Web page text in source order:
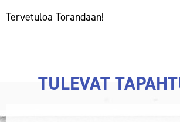
Tervetuloa Torandaan!
TULEVAT